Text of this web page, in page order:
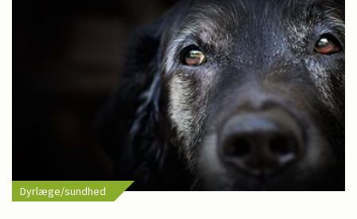
Dyrlæge/sundhed